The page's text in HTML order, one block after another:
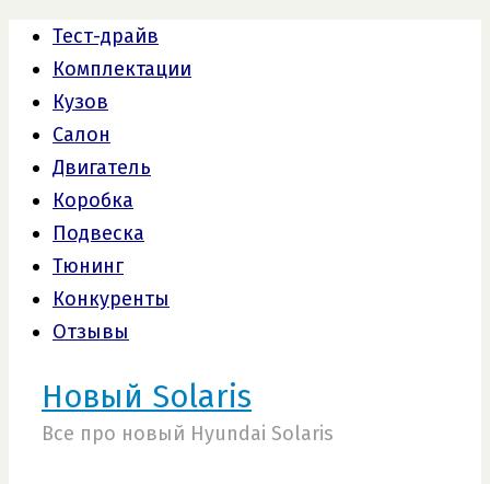
Тест-драйв
Комплектации
Кузов
Салон
Двигатель
Коробка
Подвеска
Тюнинг
Конкуренты
Отзывы
Новый Solaris
Все про новый Hyundai Solaris